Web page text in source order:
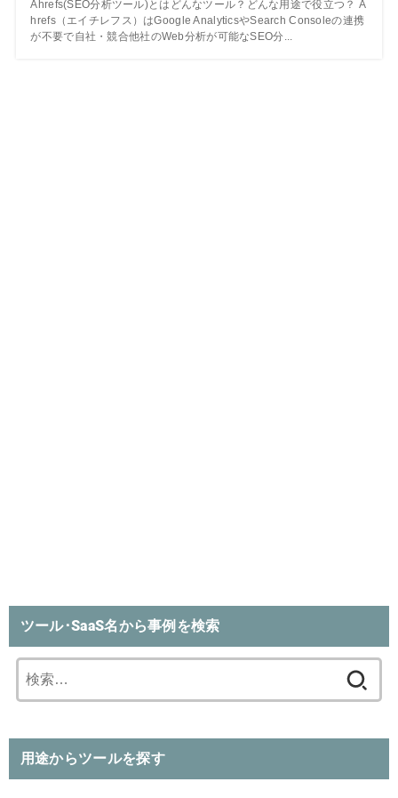
Ahrefs(SEO分析ツール)とはどんなツール？どんな用途で役立つ？ A
hrefs（エイチレフス）はGoogle AnalyticsやSearch Consoleの連携
が不要で自社・競合他社のWeb分析が可能なSEO分...
ツール･SaaS名から事例を検索
索:
用途からツールを探す